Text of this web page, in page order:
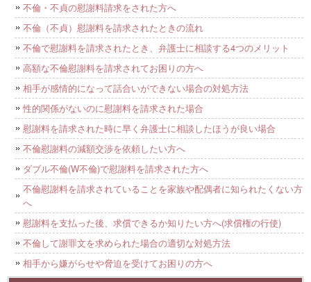
不倫・不貞の慰謝料請求をされた方へ
不倫（不貞）慰謝料を請求されたときの流れ
不倫で慰謝料を請求されたとき、弁護士に相談する4つのメリット
高額な不倫慰謝料を請求されてお困りの方へ
相手が感情的になって話合いができない場合の対処方法
性的関係がないのに慰謝料を請求された場合
慰謝料を請求された時に早く弁護士に相談したほうが良い場合
不倫慰謝料の減額交渉を依頼したい方へ
ダブル不倫(W不倫)で慰謝料を請求された方へ
不倫慰謝料を請求されていることを家族や配偶者に知られたくない方
へ
慰謝料を支払った後、求償できるか知りたい方へ(求償権の行使)
不倫して謝罪文を求められた場合の適切な対処方法
相手から嫌がらせや脅迫を受けてお困りの方へ